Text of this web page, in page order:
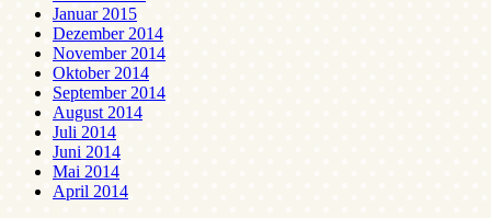
Januar 2015
Dezember 2014
November 2014
Oktober 2014
September 2014
August 2014
Juli 2014
Juni 2014
Mai 2014
April 2014